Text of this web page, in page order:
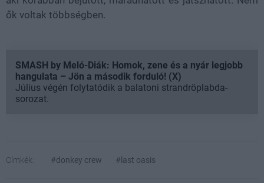
ők voltak többségben.
SMASH by Meló-Diák: Homok, zene és a nyár legjobb
hangulata – Jön a második forduló! (X)
Július végén folytatódik a balatoni strandröplabda-
sorozat.
Címkék: #donkey crew #last oasis